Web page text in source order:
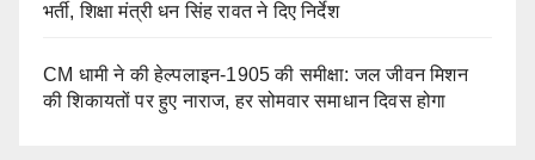
भर्ती, शिक्षा मंत्री धन सिंह रावत ने दिए निर्देश
CM धामी ने की हेल्पलाइन-1905 की समीक्षा: जल जीवन मिशन
की शिकायतों पर हुए नाराज, हर सोमवार समाधान दिवस होगा